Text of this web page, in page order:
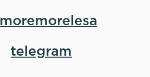
moremorelesa
telegram